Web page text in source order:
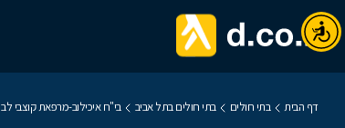
דף הבית בתי חולים בתי חולים בתל אביב בי"ח איכילוב-מרפאת קוצבי לב